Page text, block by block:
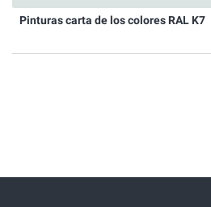
Pinturas carta de los colores RAL K7